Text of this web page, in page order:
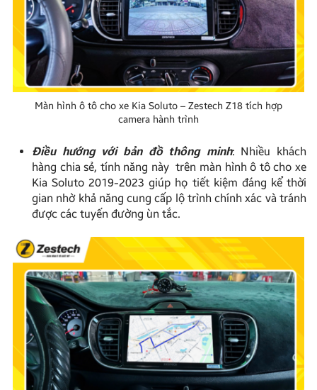
Màn hình ô tô cho xe Kia Soluto – Zestech Z18 tích hợp
camera hành trình
Điều hướng với bản đồ thông minh: Nhiều khách
hàng chia sẻ, tính năng này trên màn hình ô tô cho xe
Kia Soluto 2019-2023 giúp họ tiết kiệm đáng kể thời
gian nhờ khả năng cung cấp lộ trình chính xác và tránh
được các tuyến đường ùn tắc.